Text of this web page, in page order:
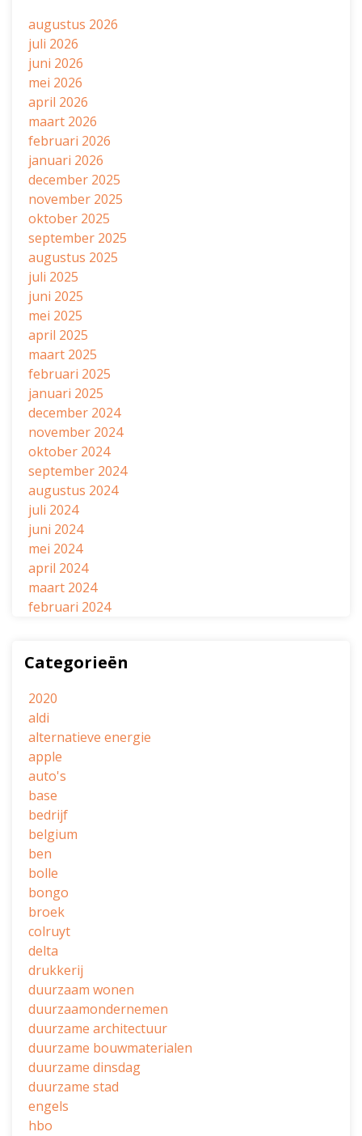
augustus 2026
juli 2026
juni 2026
mei 2026
april 2026
maart 2026
februari 2026
januari 2026
december 2025
november 2025
oktober 2025
september 2025
augustus 2025
juli 2025
juni 2025
mei 2025
april 2025
maart 2025
februari 2025
januari 2025
december 2024
november 2024
oktober 2024
september 2024
augustus 2024
juli 2024
juni 2024
mei 2024
april 2024
maart 2024
februari 2024
Categorieën
2020
aldi
alternatieve energie
apple
auto's
base
bedrijf
belgium
ben
bolle
bongo
broek
colruyt
delta
drukkerij
duurzaam wonen
duurzaamondernemen
duurzame architectuur
duurzame bouwmaterialen
duurzame dinsdag
duurzame stad
engels
hbo